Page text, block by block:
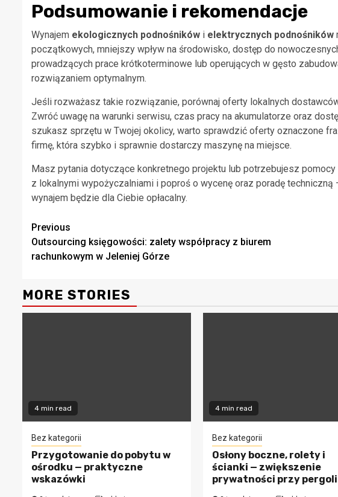
Podsumowanie i rekomendacje
Wynajem ekologicznych podnośników i elektrycznych podnośników
początkowych, mniejszy wpływ na środowisko, dostęp do
prowadzących prace krótkoterminowe lub operujących w gęsto
rozwiązaniem optymalnym.
Jeśli rozważasz takie rozwiązanie, porównaj oferty lokalnych
Zwróć uwagę na warunki serwisu, czas pracy na akumulatorze oraz
szukasz sprzętu w Twojej okolicy, warto sprawdzić oferty oznaczone
firmę, która szybko i sprawnie dostarczy maszynę na miejsce.
Masz pytania dotyczące konkretnego projektu lub potrzebujesz
z lokalnymi wypożyczalniami i poproś o wycenę oraz poradę
wynajem będzie dla Ciebie opłacalny.
Continue
Reading
Previous
Outsourcing księgowości: zalety współpracy z biurem
rachunkowym w Jeleniej Górze
MORE STORIES
4 min read
Bez kategorii
Przygotowanie do pobytu w
ośrodku — praktyczne
wskazówki
4 min read
Bez kategorii
Osłony boczne, rolety i
ścianki — zwiększenie
prywatności przy pergoli